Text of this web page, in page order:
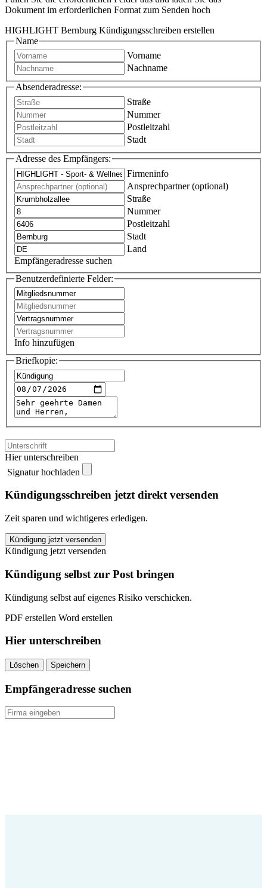
Dokument im erforderlichen Format zum Senden hoch
HIGHLIGHT Bernburg Kündigungsschreiben erstellen
Name
Vorname
Nachname
Absenderadresse:
Straße
Nummer
Postleitzahl
Stadt
Adresse des Empfängers:
Firmeninfo
Ansprechpartner (optional)
Straße
Nummer
Postleitzahl
Stadt
Land
Empfängeradresse suchen
Benutzerdefinierte Felder:
Info hinzufügen
Briefkopie:
Hier unterschreiben
Signatur hochladen
Kündigungsschreiben jetzt direkt versenden
Zeit sparen und wichtigeres erledigen.
HIGHLIGHT
Bernburg
kündigen
quantity
Kündigung jetzt versenden
Kündigung jetzt versenden
Kündigung selbst zur Post bringen
Kündigung selbst auf eigenes Risiko verschicken.
PDF erstellen Word erstellen
Hier unterschreiben
Löschen Speichern
Empfängeradresse suchen